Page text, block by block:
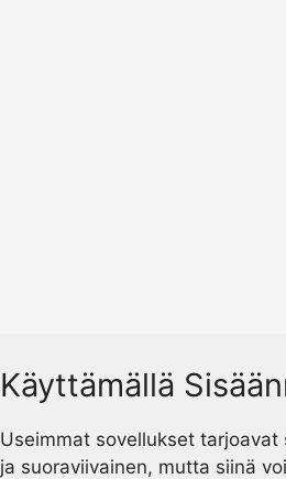
Käyttämällä
Useimmat sovellukset
ja suoraviivainen, mutta siinä